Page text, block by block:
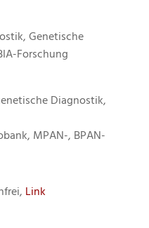
Genetische
Forschung
Diagnostik,
MPAN-, BPAN-
Link